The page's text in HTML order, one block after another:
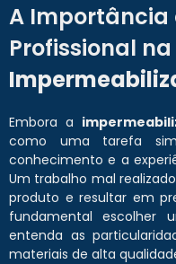
A
Profissional na
Embora a
como uma tarefa
conhecimento e a
Um trabalho mal
produto e resultar em
fundamental escolher
entenda as
materiais de alta